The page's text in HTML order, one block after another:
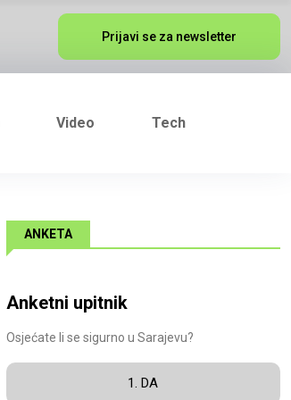
Prijavi se za newsletter
Video Tech
ANKETA
Anketni upitnik
Osjećate li se sigurno u Sarajevu?
1. DA